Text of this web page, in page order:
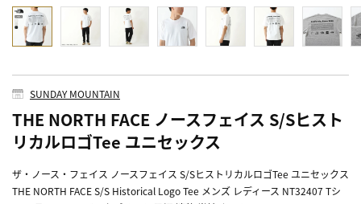
SUNDAY MOUNTAIN
THE NORTH FACE ノースフェイス S/Sヒスト
リカルロゴTee ユニセックス
ザ・ノース・フェイス ノースフェイス S/SヒストリカルロゴTee ユニセックス
THE NORTH FACE S/S Historical Logo Tee メンズ レディース NT32407 Tシ